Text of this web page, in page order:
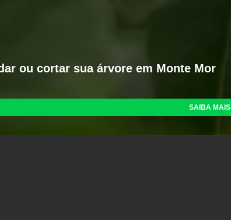
ou cortar sua árvore em Monte Mor
SAIBA MAIS